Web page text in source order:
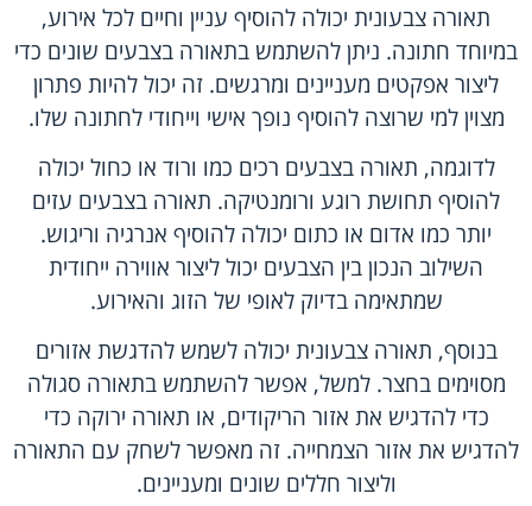
תאורה צבעונית יכולה להוסיף עניין וחיים לכל אירוע,
במיוחד חתונה. ניתן להשתמש בתאורה בצבעים שונים כדי
ליצור אפקטים מעניינים ומרגשים. זה יכול להיות פתרון
מצוין למי שרוצה להוסיף נופך אישי וייחודי לחתונה שלו.
לדוגמה, תאורה בצבעים רכים כמו ורוד או כחול יכולה
להוסיף תחושת רוגע ורומנטיקה. תאורה בצבעים עזים
יותר כמו אדום או כתום יכולה להוסיף אנרגיה וריגוש.
השילוב הנכון בין הצבעים יכול ליצור אווירה ייחודית
שמתאימה בדיוק לאופי של הזוג והאירוע.
בנוסף, תאורה צבעונית יכולה לשמש להדגשת אזורים
מסוימים בחצר. למשל, אפשר להשתמש בתאורה סגולה
כדי להדגיש את אזור הריקודים, או תאורה ירוקה כדי
להדגיש את אזור הצמחייה. זה מאפשר לשחק עם התאורה
וליצור חללים שונים ומעניינים.